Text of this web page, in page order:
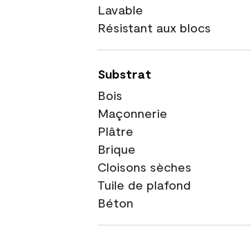
Lavable
Résistant aux blocs
Substrat
Bois
Maçonnerie
Plâtre
Brique
Cloisons sèches
Tuile de plafond
Béton